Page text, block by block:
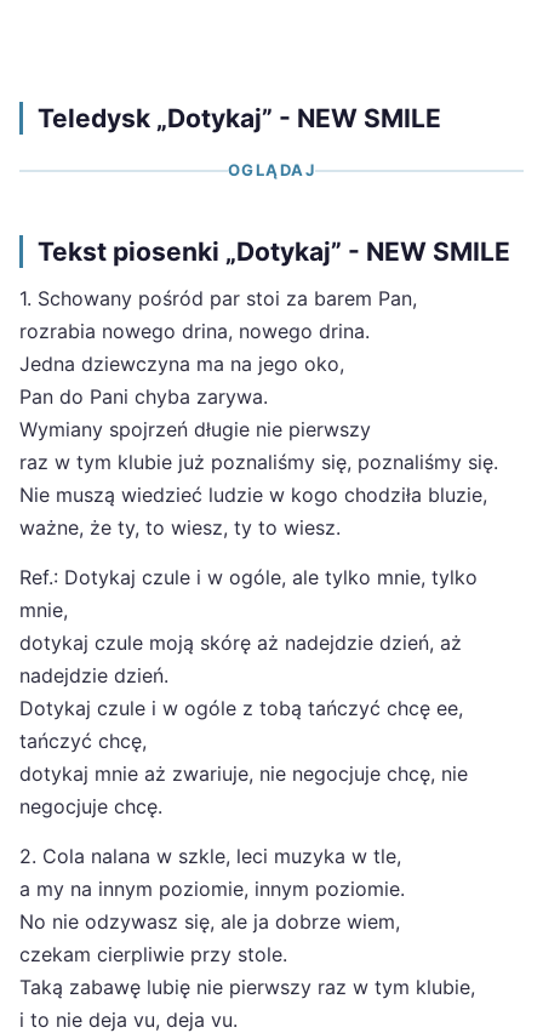
Teledysk „Dotykaj” - NEW SMILE
OGLĄDAJ
Tekst piosenki „Dotykaj” - NEW SMILE
1. Schowany pośród par stoi za barem Pan,
rozrabia nowego drina, nowego drina.
Jedna dziewczyna ma na jego oko,
Pan do Pani chyba zarywa.
Wymiany spojrzeń długie nie pierwszy
raz w tym klubie już poznaliśmy się, poznaliśmy się.
Nie muszą wiedzieć ludzie w kogo chodziła bluzie,
ważne, że ty, to wiesz, ty to wiesz.
Ref.: Dotykaj czule i w ogóle, ale tylko mnie, tylko
mnie,
dotykaj czule moją skórę aż nadejdzie dzień, aż
nadejdzie dzień.
Dotykaj czule i w ogóle z tobą tańczyć chcę ee,
tańczyć chcę,
dotykaj mnie aż zwariuje, nie negocjuje chcę, nie
negocjuje chcę.
2. Cola nalana w szkle, leci muzyka w tle,
a my na innym poziomie, innym poziomie.
No nie odzywasz się, ale ja dobrze wiem,
czekam cierpliwie przy stole.
Taką zabawę lubię nie pierwszy raz w tym klubie,
i to nie deja vu, deja vu.